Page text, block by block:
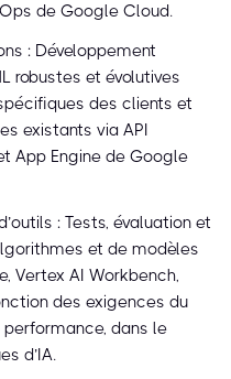
de Google Cloud.
: Développement
robustes et évolutives
des clients et
existants via API
App Engine de Google
: Tests, évaluation et
et de modèles
Vertex AI Workbench,
des exigences du
dans le
d’IA.